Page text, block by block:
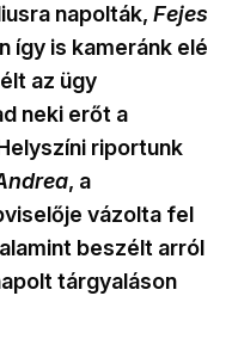
napolták, Fejes
így is kameránk elé
az ügy
neki erőt a
riportunk
, a
vázolta fel
beszélt arról
tárgyaláson